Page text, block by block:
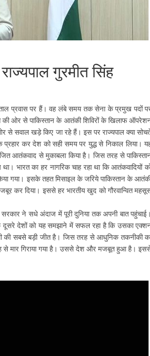
गुरमीत सिंह
प्रवास पर हैं। वह लंबे समय तक सेना के प्रमुख पदों
की ओर से पाकिस्तान के आतंकी शिविरों के खिलाफ
से सवाल खड़े किए जा रहे हैं। इस पर राज्यपाल क्या
कर देश को सही समय पर युद्ध से निकाल लिया।
आतंकवाद से मुकाबला किया है। जिस तरह से
भारत का हर नागरिक चाह रहा था कि आतंकवादियों
गया। इसके तहत मिसाइल के जरिये पाकिस्तान के
कर दिया। इससे हर भारतीय खुद को गौरवान्वित
ने सधे अंदाज में पूरी दुनिया तक अपनी बात पहुंचाई।
के दूसरे देशों को यह समझाने में सफल रहा है कि उसका
की सबसे बड़ी जीत है। जिस तरह से आधुनिक तकनीकी
से मार गिराया गया है। उससे देश और मजबूत हुआ है।